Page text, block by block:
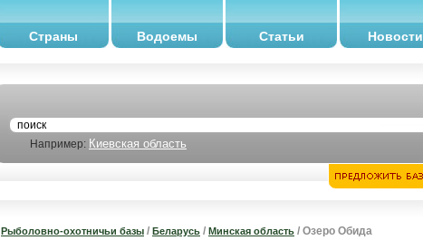
Страны Водоемы Статьи Новости
Например: Киевская область
Рыболовно-охотничьи базы / Беларусь / Минская область / Озеро Обида